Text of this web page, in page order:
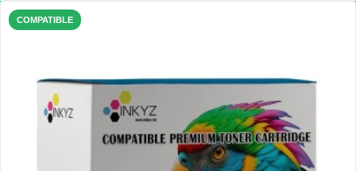
COMPATIBLE